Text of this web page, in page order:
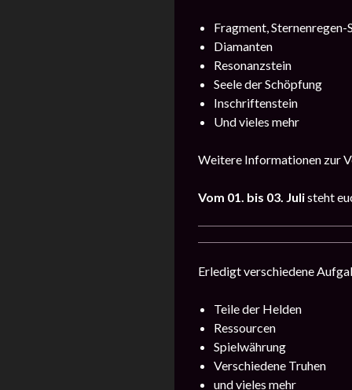
Fragment, Sternenregen-
Diamanten
Resonanzstein
Seele der Schöpfung
Inschriftenstein
Und vieles mehr
Weitere Informationen zur
Vom 01. bis 03. Julisteht
Erledigt verschiedene
Teile der Helden
Ressourcen
Spielwährung
Verschiedene Truhen
und vieles mehr